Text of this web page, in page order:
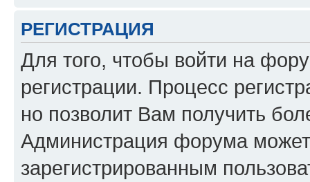
РЕГИСТРАЦИЯ
Для того, чтобы войти на
регистрации. Процесс
но позволит Вам получить
Администрация форума может
зарегистрированным